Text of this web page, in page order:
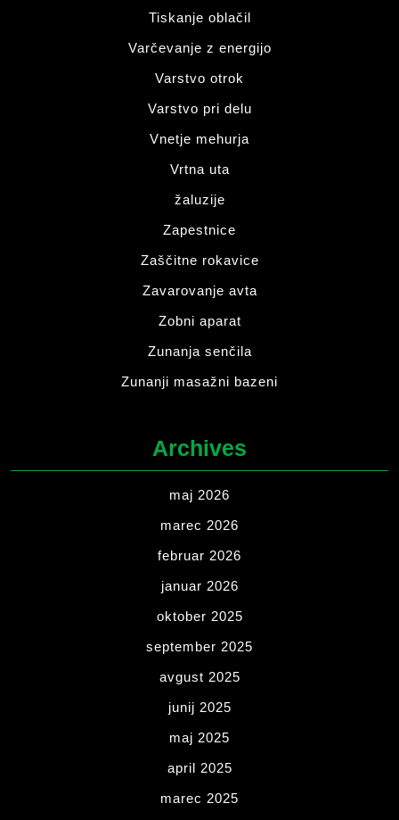
Tiskanje oblačil
Varčevanje z energijo
Varstvo otrok
Varstvo pri delu
Vnetje mehurja
Vrtna uta
žaluzije
Zapestnice
Zaščitne rokavice
Zavarovanje avta
Zobni aparat
Zunanja senčila
Zunanji masažni bazeni
Archives
maj 2026
marec 2026
februar 2026
januar 2026
oktober 2025
september 2025
avgust 2025
junij 2025
maj 2025
april 2025
marec 2025